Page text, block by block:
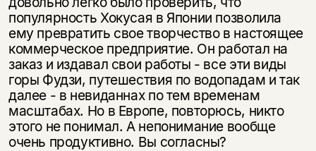
популярность Хокусая в Японии позволила
ему превратить свое творчество в настоящее
коммерческое предприятие. Он работал на
заказ и издавал свои работы - все эти виды
горы Фудзи, путешествия по водопадам и так
далее - в невиданнах по тем временам
масштабах. Но в Европе, повторюсь, никто
этого не понимал. А непонимание вообще
очень продуктивно. Вы согласны?